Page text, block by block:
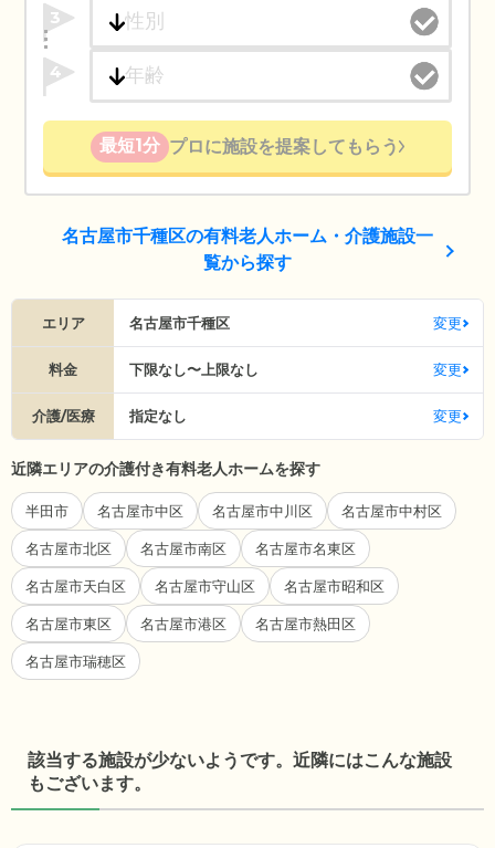
3
4
最短1分 プロに施設を提案してもらう
名古屋市千種区の有料老人ホーム・介護施設一
覧から探す
エリア 名古屋市千種区 変更
料金 下限なし〜上限なし 変更
介護/医療 指定なし 変更
近隣エリアの介護付き有料老人ホームを探す
半田市 名古屋市中区 名古屋市中川区 名古屋市中村区
名古屋市北区 名古屋市南区 名古屋市名東区
名古屋市天白区 名古屋市守山区 名古屋市昭和区
名古屋市東区 名古屋市港区 名古屋市熱田区
名古屋市瑞穂区
該当する施設が少ないようです。近隣にはこんな施設
もございます。